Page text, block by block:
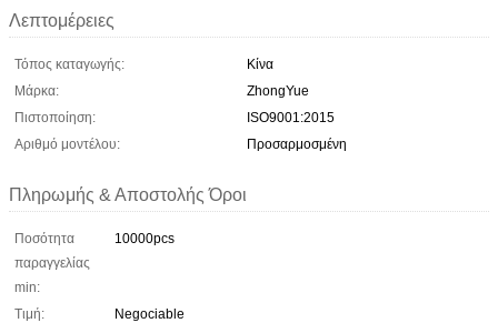
Λεπτομέρειες
Τόπος καταγωγής:
Κίνα
Μάρκα:
ZhongYue
Πιστοποίηση:
ISO9001:2015
Αριθμό μοντέλου:
Προσαρμοσμένη
Πληρωμής & Αποστολής Όροι
Ποσότητα
παραγγελίας
min:
10000pcs
Τιμή:
Negociable